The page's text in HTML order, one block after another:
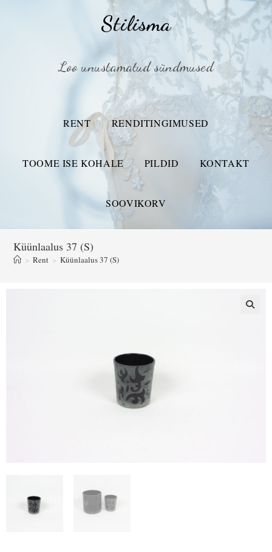
Stilisma
Loo unustamatud sündmused
RENT RENDITINGIMUSED
TOOME ISE KOHALE PILDID KONTAKT
SOOVIKORV
Küünlaalus 37 (S)
> Rent > Küünlaalus 37 (S)